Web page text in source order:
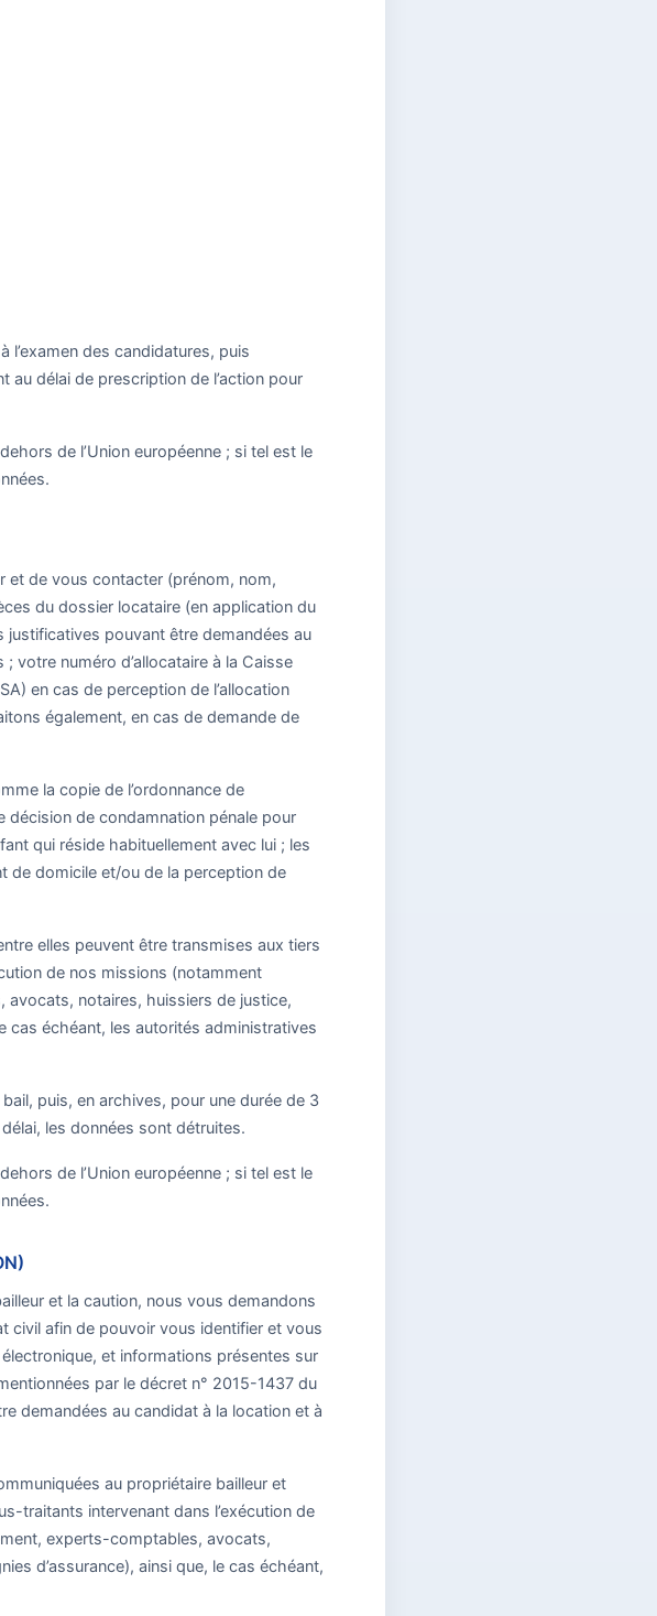
l’examen des candidatures, puis
délai de prescription de l’action pour
de l’Union européenne ; si tel est le
et de vous contacter (prénom, nom,
du dossier locataire (en application du
pouvant être demandées au
votre numéro d’allocataire à la Caisse
en cas de perception de l’allocation
également, en cas de demande de
la copie de l’ordonnance de
décision de condamnation pénale pour
qui réside habituellement avec lui ; les
de domicile et/ou de la perception de
elles peuvent être transmises aux tiers
de nos missions (notamment
notaires, huissiers de justice,
cas échéant, les autorités administratives
puis, en archives, pour une durée de 3
les données sont détruites.
de l’Union européenne ; si tel est le
et la caution, nous vous demandons
civil afin de pouvoir vous identifier et vous
et informations présentes sur
par le décret n° 2015-1437 du
demandées au candidat à la location et à
au propriétaire bailleur et
traitants intervenant dans l’exécution de
experts-comptables, avocats,
d’assurance), ainsi que, le cas échéant,